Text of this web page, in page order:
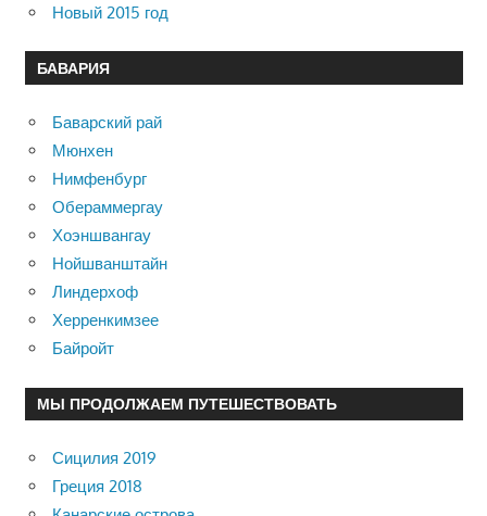
Новый 2015 год
БАВАРИЯ
Баварский рай
Мюнхен
Нимфенбург
Обераммергау
Хоэншвангау
Нойшванштайн
Линдерхоф
Херренкимзее
Байройт
МЫ ПРОДОЛЖАЕМ ПУТЕШЕСТВОВАТЬ
Сицилия 2019
Греция 2018